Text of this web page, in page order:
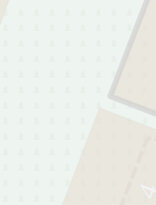
4